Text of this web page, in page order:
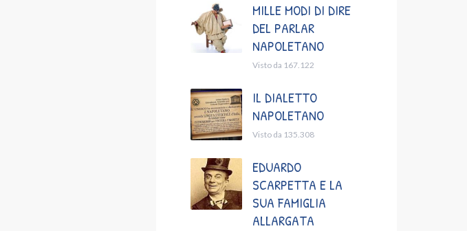
MILLE MODI DI DIRE
DEL PARLAR
NAPOLETANO
Visto da 167.122
IL DIALETTO
NAPOLETANO
Visto da 135.308
EDUARDO
SCARPETTA E LA
SUA FAMIGLIA
ALLARGATA